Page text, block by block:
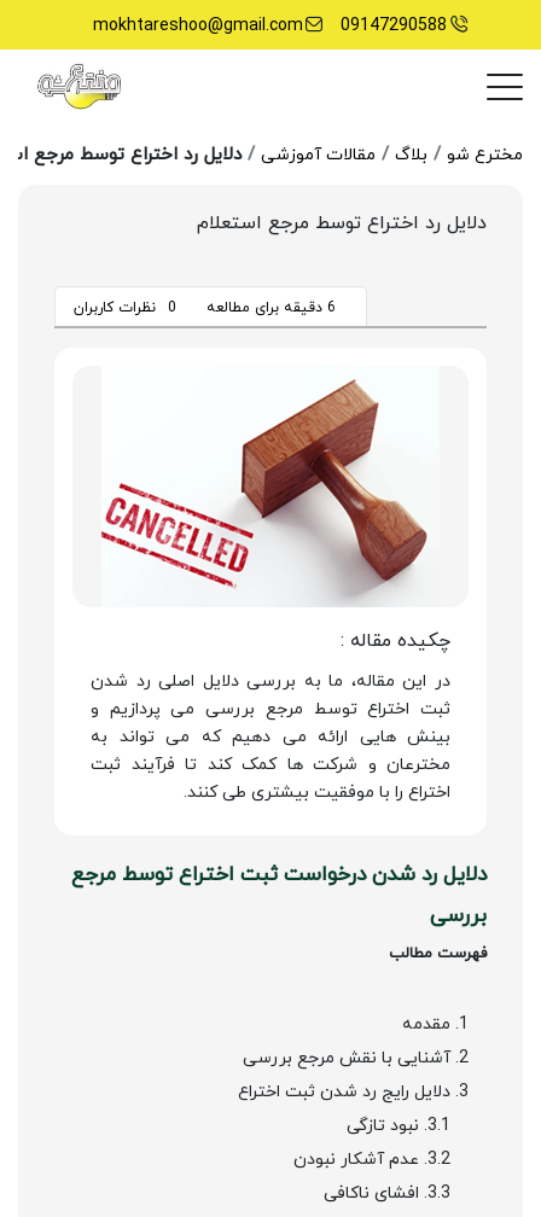
09147290588
mokhtareshoo@gmail.com
مخترع شو بلاگ مقالات آموزشی دلایل رد اختراع توسط مرجع
دلایل رد اختراع توسط مرجع استعلام
6 دقیقه برای مطالعه 0 نظرات کاربران
چکیده مقاله :
در این مقاله، ما به بررسی دلایل اصلی رد شدن
ثبت اختراع توسط مرجع بررسی می پردازیم و
بینش هایی ارائه می دهیم که می تواند به
مخترعان و شرکت ها کمک کند تا فرآیند ثبت
اختراع را با موفقیت بیشتری طی کنند.
دلایل رد شدن درخواست ثبت اختراع توسط مرجع
بررسی
فهرست مطالب
مقدمه
آشنایی با نقش مرجع بررسی
دلایل رایج رد شدن ثبت اختراع
3.1. نبود تازگی
3.2. عدم آشکار نبودن
3.3. افشای ناکافی